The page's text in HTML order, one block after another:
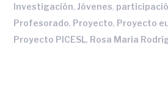
Investigación,Jóvenes,
Profesorado, Proyecto, Proyecto
Proyecto PICESL, Rosa María